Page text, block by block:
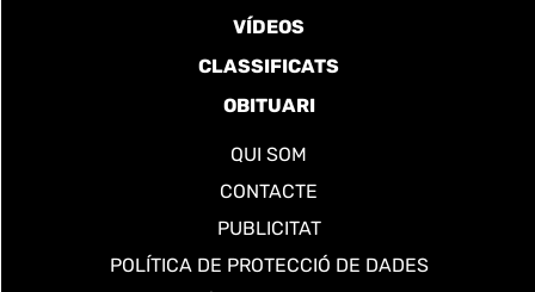
VÍDEOS
CLASSIFICATS
OBITUARI
QUI SOM
CONTACTE
PUBLICITAT
POLÍTICA DE PROTECCIÓ DE DADES